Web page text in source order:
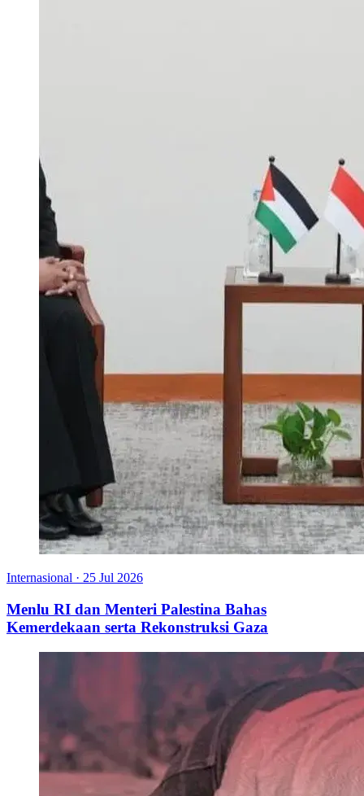
Internasional · 25 Jul 2026
Menlu RI dan Menteri Palestina Bahas
Kemerdekaan serta Rekonstruksi Gaza